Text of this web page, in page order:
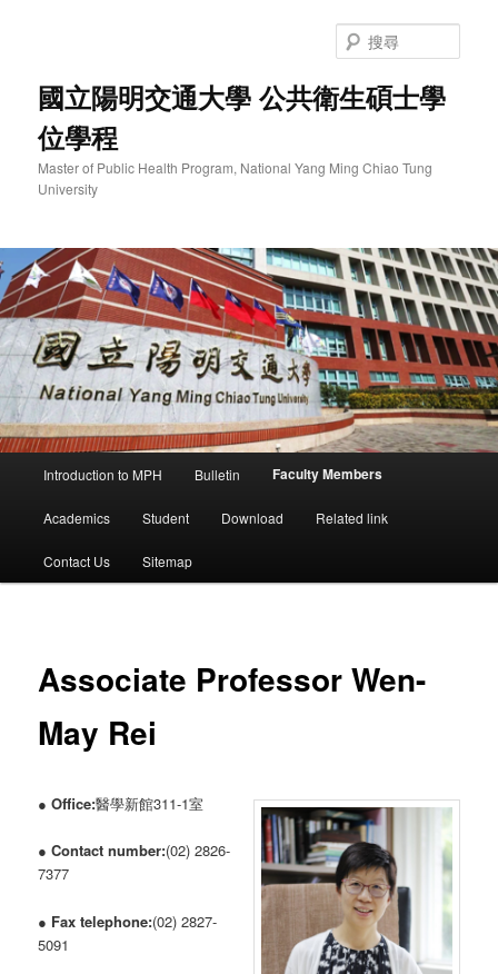
國立陽明交通大學 公共衛生碩士學
位學程
Master of Public Health Program, National Yang Ming Chiao Tung
University
尋
Introduction to MPH Bulletin Faculty Members
Academics Student Download Related link
Contact Us Sitemap
Associate Professor Wen-
May Rei
●Office:醫學新館311-1室
●Contact number:(02) 2826-
7377
● Fax telephone:(02) 2827-
5091